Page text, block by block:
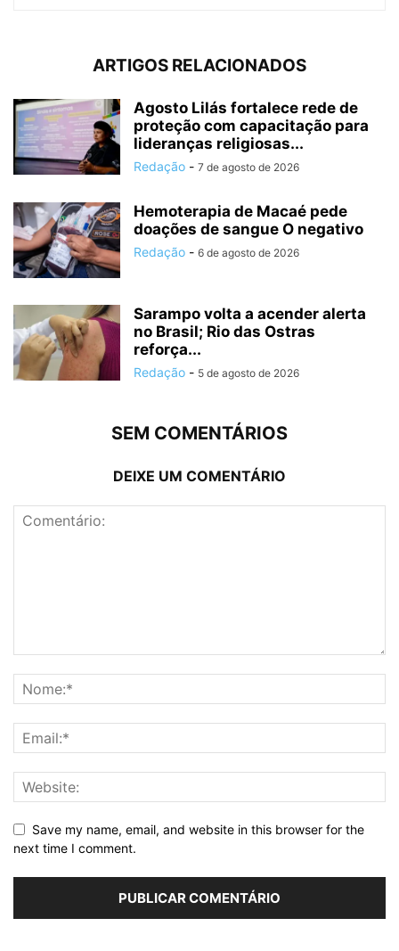
ARTIGOS RELACIONADOS
Agosto Lilás fortalece rede de
proteção com capacitação para
lideranças religiosas...
Redação - 7 de agosto de 2026
Hemoterapia de Macaé pede
doações de sangue O negativo
Redação - 6 de agosto de 2026
Sarampo volta a acender alerta
no Brasil; Rio das Ostras
reforça...
Redação - 5 de agosto de 2026
SEM COMENTÁRIOS
DEIXE UM COMENTÁRIO
Save my name, email, and website in this browser for the
next time I comment.